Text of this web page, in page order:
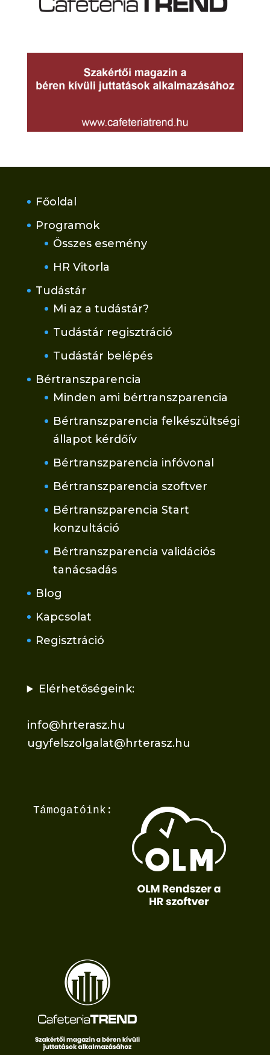
Főoldal
Programok
Összes esemény
HR Vitorla
Tudástár
Mi az a tudástár?
Tudástár regisztráció
Tudástár belépés
Bértranszparencia
Minden ami bértranszparencia
Bértranszparencia felkészültségi
állapot kérdőív
Bértranszparencia infóvonal
Bértranszparencia szoftver
Bértranszparencia Start
konzultáció
Bértranszparencia validációs
tanácsadás
Blog
Kapcsolat
Regisztráció
Elérhetőségeink:
info@hrterasz.hu
ugyfelszolgalat@hrterasz.hu
Támogatóink: